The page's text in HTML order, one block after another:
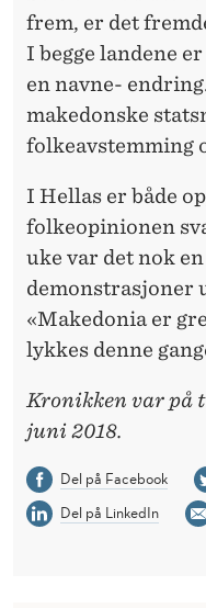
frem, er det
I begge landene
en navne-
makedonske
folkeavstemming
I Hellas er både
folkeopinionen
uke var det nok
demonstrasjoner
«Makedonia er
lykkes denne
Kronikken var på
juni 2018.
Del på Facebook
Del på LinkedIn